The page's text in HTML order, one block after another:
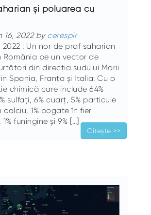
și poluarea cu
16, 2022 by cerespir
2022 : Un nor de praf saharian
România pe un vector de
din direcția sudului Marii
Spania, Franța și Italia: Cu o
chimică care include 64%
sulfați, 6% cuarț, 5% particule
calciu, 1% bogate în fier
funingine și 9% […]
Citește >>